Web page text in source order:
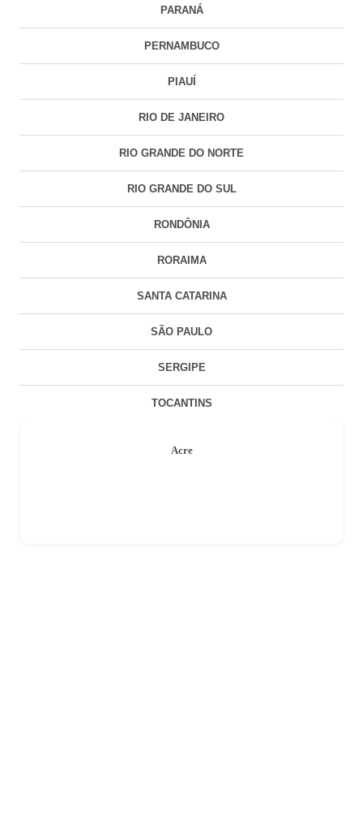
PARANÁ
PERNAMBUCO
PIAUÍ
RIO DE JANEIRO
RIO GRANDE DO NORTE
RIO GRANDE DO SUL
RONDÔNIA
RORAIMA
SANTA CATARINA
SÃO PAULO
SERGIPE
TOCANTINS
Acre